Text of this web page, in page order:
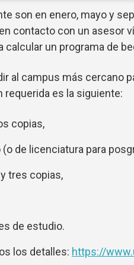
son en enero, mayo y
contacto con un asesor
calcular un programa de
al campus más cercano
requerida es la siguiente:
copias,
de licenciatura para
tres copias,
de estudio.
los detalles: https://